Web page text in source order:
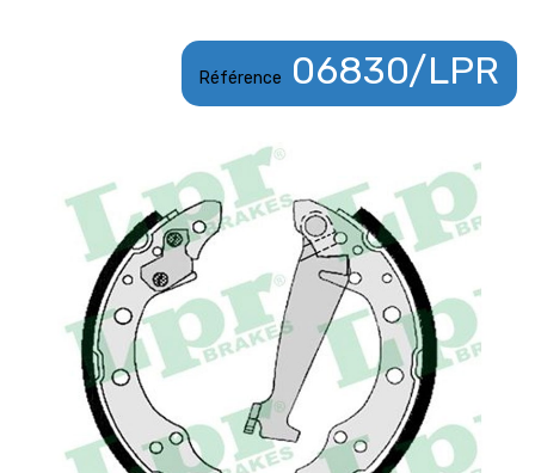
Référence 06830/LPR